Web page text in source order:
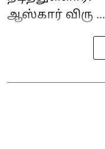
ஆஸ்கார் விரு ...